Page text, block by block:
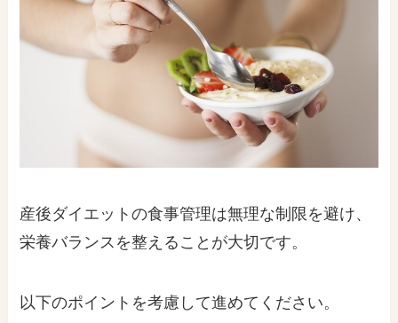
産後ダイエットの食事管理は無理な制限を避け、
栄養バランスを整えることが大切です。
以下のポイントを考慮して進めてください。